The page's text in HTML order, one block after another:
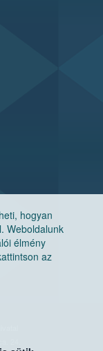
hogyan
Weboldalunk
élmény
az